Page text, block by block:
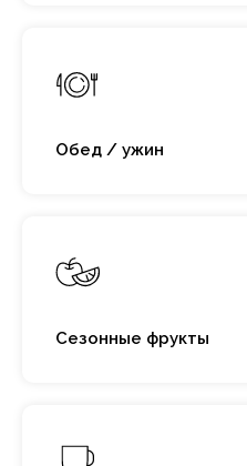
Обед / ужин
Сезонные фрукты